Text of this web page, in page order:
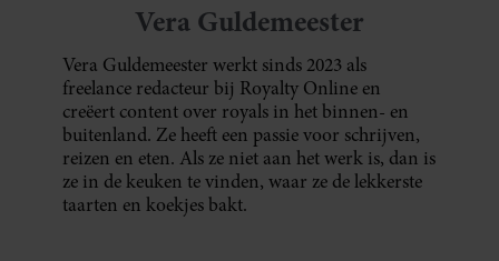
Vera Guldemeester
Vera Guldemeester werkt sinds 2023 als
freelance redacteur bij Royalty Online en
creëert content over royals in het binnen- en
buitenland. Ze heeft een passie voor schrijven,
reizen en eten. Als ze niet aan het werk is, dan is
ze in de keuken te vinden, waar ze de lekkerste
taarten en koekjes bakt.